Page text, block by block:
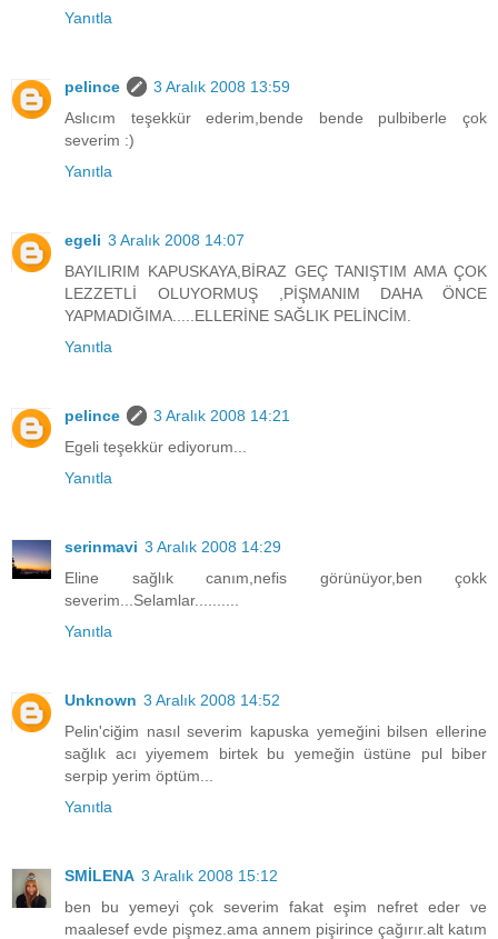
Yanıtla
pelince
3 Aralık 2008 13:59
Aslıcım teşekkür ederim,bende bende pulbiberle çok
severim :)
Yanıtla
egeli 3 Aralık 2008 14:07
BAYILIRIM KAPUSKAYA,BİRAZ GEÇ TANIŞTIM AMA ÇOK
LEZZETLİ OLUYORMUŞ ,PİŞMANIM DAHA ÖNCE
YAPMADIĞIMA.....ELLERİNE SAĞLIK PELİNCİM.
Yanıtla
pelince
3 Aralık 2008 14:21
Egeli teşekkür ediyorum...
Yanıtla
serinmavi 3 Aralık 2008 14:29
Eline sağlık canım,nefis görünüyor,ben çokk
severim...Selamlar..........
Yanıtla
Unknown 3 Aralık 2008 14:52
Pelin'ciğim nasıl severim kapuska yemeğini bilsen ellerine
sağlık acı yiyemem birtek bu yemeğin üstüne pul biber
serpip yerim öptüm...
Yanıtla
SMİLENA 3 Aralık 2008 15:12
ben bu yemeyi çok severim fakat eşim nefret eder ve
maalesef evde pişmez.ama annem pişirince çağırır.alt katım